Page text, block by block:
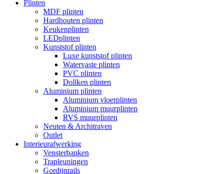
Plinten
MDF plinten
Hardhouten plinten
Keukenplinten
LEDplinten
Kunststof plinten
Luxe kunststof plinten
Watervaste plinten
PVC plinten
Dollken plinten
Aluminium plinten
Aluminium vloerplinten
Aluminium muurplinten
RVS muurplinten
Neuten & Architraven
Outlet
Interieurafwerking
Vensterbanken
Trapleuningen
Gordijnrails